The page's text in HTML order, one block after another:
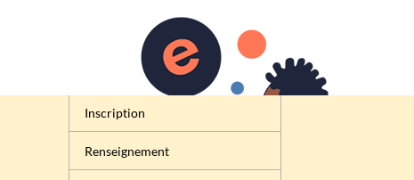
Inscription
Renseignement